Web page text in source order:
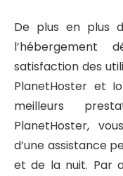
De plus en plus
satisfaction des
PlanetHoster et
meilleurs
PlanetHoster,
d’une assistance
et de la nuit. Par